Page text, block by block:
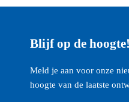
Blijf op de hoogte!
Meld je aan voor onze
hoogte van de laatste